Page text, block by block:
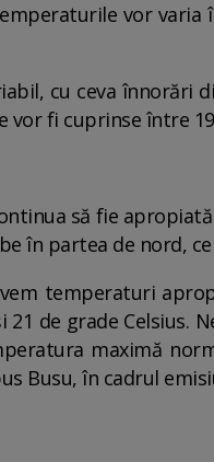
vor varia
cu ceva
fi cuprinse între 19
să fie
în partea de nord,
temperaturi
de grade Celsius.
maximă
Busu, în cadrul